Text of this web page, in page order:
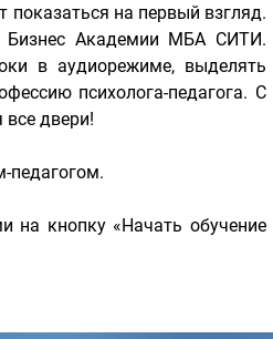
на первый взгляд.
Бизнес Академии МБА СИТИ.
в аудиорежиме, выделять
психолога-педагога. С
двери!
педагогом.
на кнопку «Начать обучение